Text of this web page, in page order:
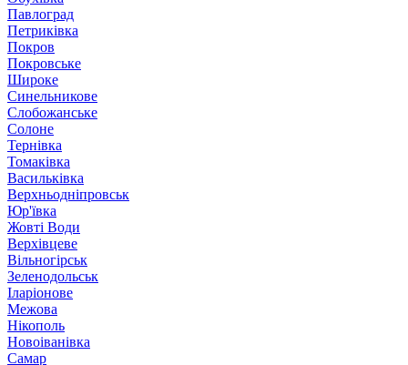
Павлоград
Петриківка
Покров
Покровське
Широке
Синельникове
Слобожанське
Солоне
Тернівка
Томаківка
Васильківка
Верхньодніпровськ
Юр'ївка
Жовті Води
Верхівцеве
Вільногірськ
Зеленодольськ
Іларіонове
Межова
Нікополь
Новоіванівка
Самар